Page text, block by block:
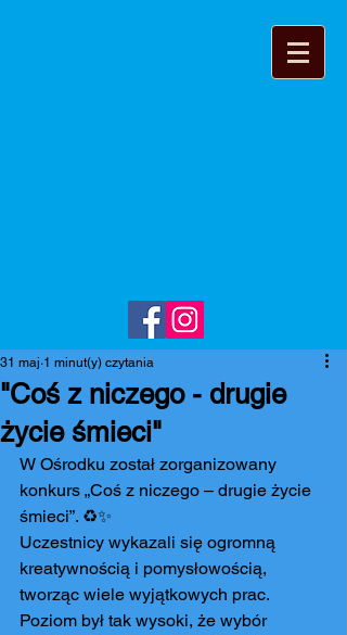
"Coś z niczego - drugie
życie śmieci"
31 maj 1 minut(y) czytania
W Ośrodku został zorganizowany
konkurs „Coś z niczego – drugie życie
śmieci”. ♻️✨
Uczestnicy wykazali się ogromną
kreatywnością i pomysłowością,
tworząc wiele wyjątkowych prac.
Poziom był tak wysoki, że wybór